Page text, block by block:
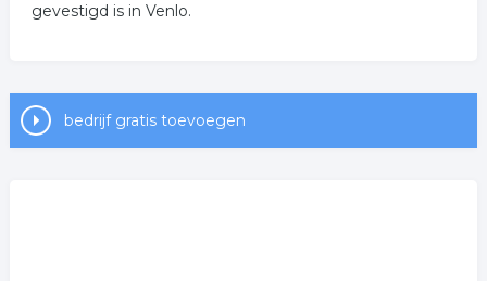
gevestigd is in Venlo.
bedrijf gratis toevoegen